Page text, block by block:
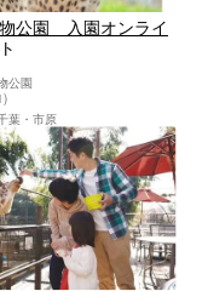
公園 入園オンライ
公園
葉・市原